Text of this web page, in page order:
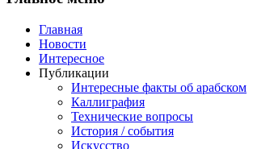
Главная
Новости
Интересное
Публикации
Интересные факты об арабском
Каллиграфия
Технические вопросы
История / события
Искусство